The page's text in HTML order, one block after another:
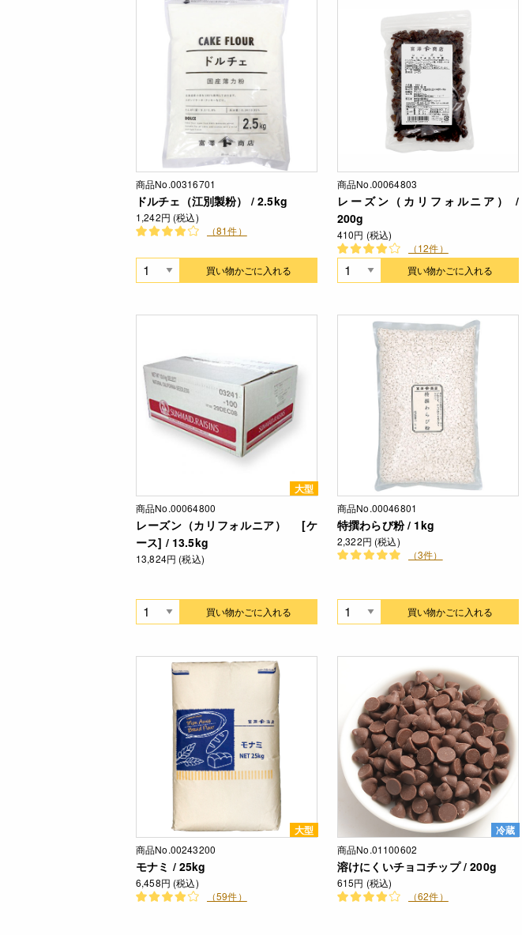
商品No.00316701
ドルチェ（江別製粉） / 2.5kg
1,242円 (税込)
（81件）
買い物かごに入れる
商品No.00064803
レーズン（カリフォルニア） /
200g
410円 (税込)
（12件）
買い物かごに入れる
大型
商品No.00064800
レーズン（カリフォルニア） [ケ
ース] / 13.5kg
13,824円 (税込)
買い物かごに入れる
商品No.00046801
特撰わらび粉 / 1kg
2,322円 (税込)
（3件）
買い物かごに入れる
大型
商品No.00243200
モナミ / 25kg
6,458円 (税込)
（59件）
冷蔵
商品No.01100602
溶けにくいチョコチップ / 200g
615円 (税込)
（62件）